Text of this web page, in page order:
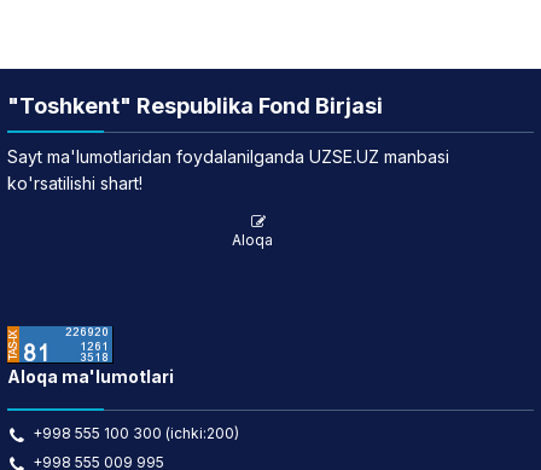
"Toshkent" Respublika Fond Birjasi
Sayt ma'lumotlaridan foydalanilganda UZSE.UZ manbasi
ko'rsatilishi shart!
Aloqa
Aloqa ma'lumotlari
+998 555 100 300 (ichki:200)
+998 555 009 995